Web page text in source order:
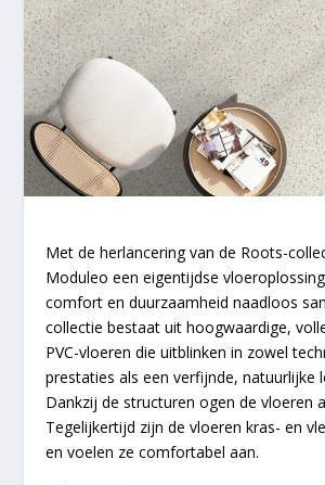
Met de herlancering van de Roots-
Moduleo een eigentijdse
comfort en duurzaamheid naadloos
collectie bestaat uit hoogwaardige,
PVC-vloeren die uitblinken in zowel
prestaties als een verfijnde, natuurlijke
Dankzij de structuren ogen de vloeren
Tegelijkertijd zijn de vloeren kras- en
en voelen ze comfortabel aan.